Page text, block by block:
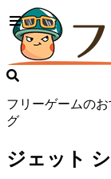
フリーゲームの
グ
ジェット